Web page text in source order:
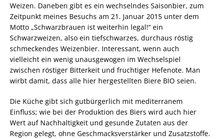
Weizen. Daneben gibt es ein wechselndes Saisonbier, zum
Zeitpunkt meines Besuchs am 21. Januar 2015 unter dem
Motto „Schwarzbrauen ist weiterhin legal!“ ein
Schwarzweizen, also ein tiefschwarzes, durchaus röstig
schmeckendes Weizenbier. Interessant, wenn auch
vielleicht ein wenig unausgewogen im Wechselspiel
zwischen röstiger Bitterkeit und fruchtiger Hefenote. Man
wirbt damit, dass alle hier hergestellten Biere BIO seien.
Die Küche gibt sich gutbürgerlich mit mediterranem
Einfluss; wie bei der Produktion des Biers wird auch hier
Wert auf Nachhaltigkeit und gesunde Zutaten aus der
Region gelegt, ohne Geschmacksverstärker und Zusatzstoffe.